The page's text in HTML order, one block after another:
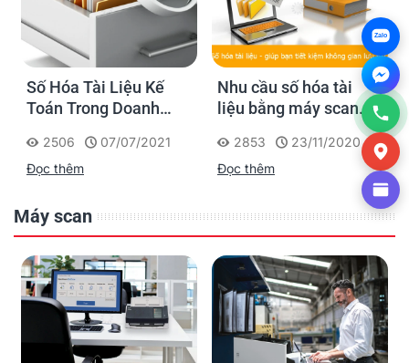
Số Hóa Tài Liệu Kế
Toán Trong Doanh
2506
07/07/2021
Đọc thêm
Nhu cầu số hóa tài
liệu bằng máy scan
2853
23/11/2020
Đọc thêm
Máy scan
Zalo